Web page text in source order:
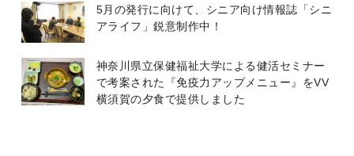
5月の発行に向けて、シニア向け情報誌「シニ
アライフ」鋭意制作中！
神奈川県立保健福祉大学による健活セミナー
で考案された『免疫力アップメニュー』をVV
横須賀の夕食で提供しました